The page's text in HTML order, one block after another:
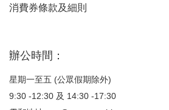
消費券條款及細則
辦公時間：
星期一至五 (公眾假期除外)
9:30 -12:30 及 14:30 -17:30